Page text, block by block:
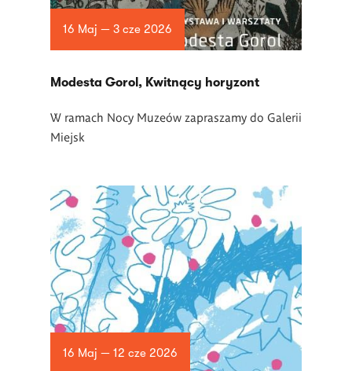
16 Maj — 3 cze 2026
Modesta Gorol, Kwitnący horyzont
W ramach Nocy Muzeów zapraszamy do Galerii
Miejsk
16 Maj — 12 cze 2026